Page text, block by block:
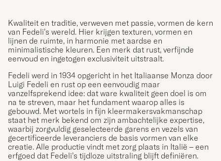
Kwaliteit en traditie, verweven met passie, vormen de kern
van Fedeli’s wereld. Hier krijgen texturen, vormen en
lijnen de ruimte, in harmonie met aardse en
minimalistische kleuren. Een merk dat rust, verfijnde
eenvoud en ingetogen exclusiviteit uitstraalt.
Fedeli werd in 1934 opgericht in het Italiaanse Monza door
Luigi Fedeli en rust op een eenvoudig maar
vanzelfsprekend idee: dat ware kwaliteit geen doel is om
na te streven, maar het fundament waarop alles is
gebouwd. Met wortels in fijn kleermakersvakmanschap
staat het merk bekend om zijn ambachtelijke expertise,
waarbij zorgvuldig geselecteerde garens en vezels van
gecertificeerde leveranciers de basis vormen van elke
creatie. Alle productie vindt met zorg plaats in Italië – een
erfgoed dat Fedeli’s tijdloze uitstraling blijft definiëren.